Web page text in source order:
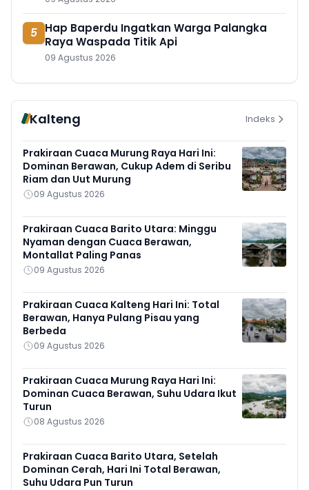
5 Hap Baperdu Ingatkan Warga Palangka
Raya Waspada Titik Api
09 Agustus 2026
Kalteng Indeks
Prakiraan Cuaca Murung Raya Hari Ini:
Dominan Berawan, Cukup Adem di Seribu
Riam dan Uut Murung
09 Agustus 2026
Prakiraan Cuaca Barito Utara: Minggu
Nyaman dengan Cuaca Berawan,
Montallat Paling Panas
09 Agustus 2026
Prakiraan Cuaca Kalteng Hari Ini: Total
Berawan, Hanya Pulang Pisau yang
Berbeda
09 Agustus 2026
Prakiraan Cuaca Murung Raya Hari Ini:
Dominan Cuaca Berawan, Suhu Udara Ikut
Turun
08 Agustus 2026
Prakiraan Cuaca Barito Utara, Setelah
Dominan Cerah, Hari Ini Total Berawan,
Suhu Udara Pun Turun